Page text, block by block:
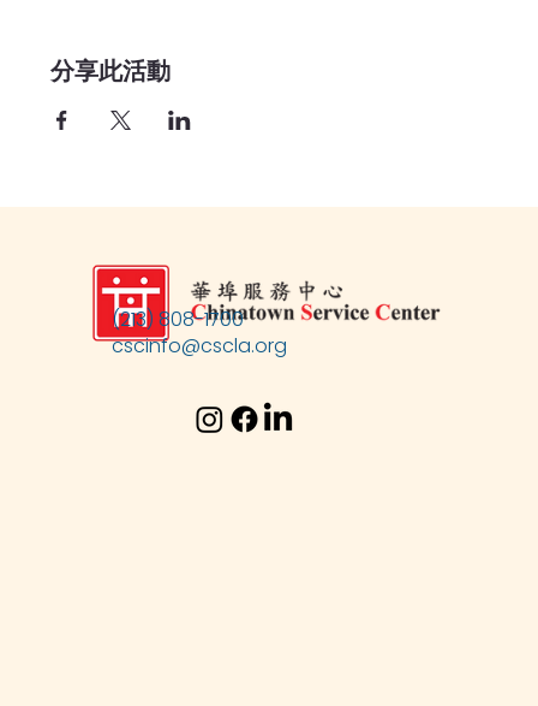
分享此活動
(213) 808-1700
cscinfo@cscla.org